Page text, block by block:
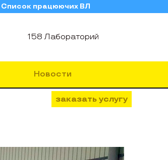
Список працюючих ВЛ
158 Лабораторий
Новости
заказать услугу